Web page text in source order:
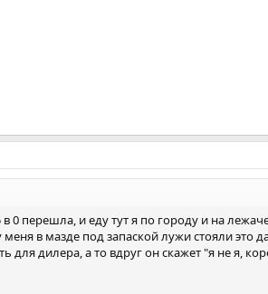
0 перешла, и еду тут я по городу и на
в мазде под запаской лужи стояли
для дилера, а то вдруг он скажет "я не я,